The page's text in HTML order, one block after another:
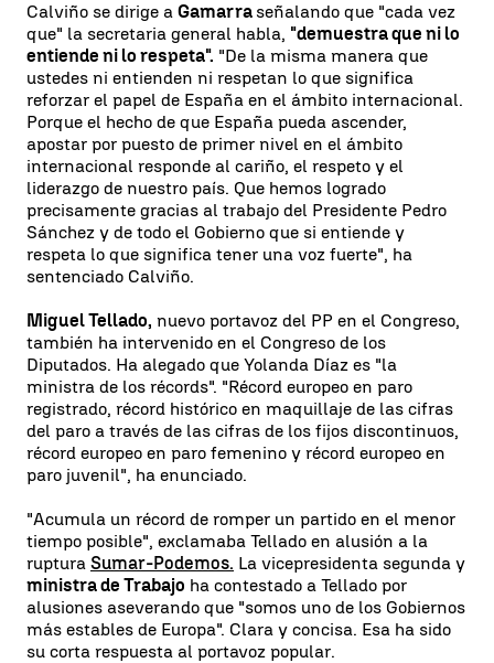
Calviño se dirige a Gamarra señalando que "cada vez
que" la secretaria general habla, "demuestra que ni lo
entiende ni lo respeta". "De la misma manera que
ustedes ni entienden ni respetan lo que significa
reforzar el papel de España en el ámbito internacional.
Porque el hecho de que España pueda ascender,
apostar por puesto de primer nivel en el ámbito
internacional responde al cariño, el respeto y el
liderazgo de nuestro país. Que hemos logrado
precisamente gracias al trabajo del Presidente Pedro
Sánchez y de todo el Gobierno que si entiende y
respeta lo que significa tener una voz fuerte", ha
sentenciado Calviño.
Miguel Tellado, nuevo portavoz del PP en el Congreso,
también ha intervenido en el Congreso de los
Diputados. Ha alegado que Yolanda Díaz es "la
ministra de los récords". "Récord europeo en paro
registrado, récord histórico en maquillaje de las cifras
del paro a través de las cifras de los fijos discontinuos,
récord europeo en paro femenino y récord europeo en
paro juvenil", ha enunciado.
"Acumula un récord de romper un partido en el menor
tiempo posible", exclamaba Tellado en alusión a la
ruptura Sumar-Podemos. La vicepresidenta segunda y
ministra de Trabajo ha contestado a Tellado por
alusiones aseverando que "somos uno de los Gobiernos
más estables de Europa". Clara y concisa. Esa ha sido
su corta respuesta al portavoz popular.